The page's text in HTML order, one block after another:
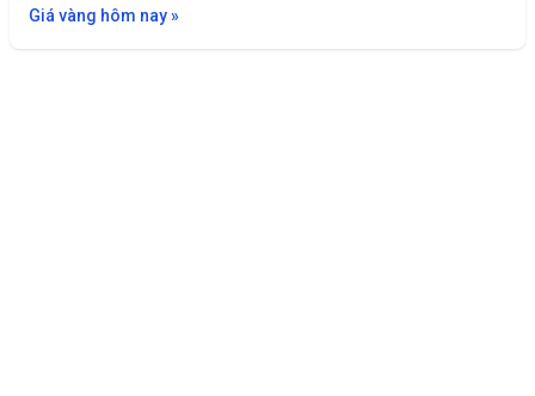
Giá vàng hôm nay »